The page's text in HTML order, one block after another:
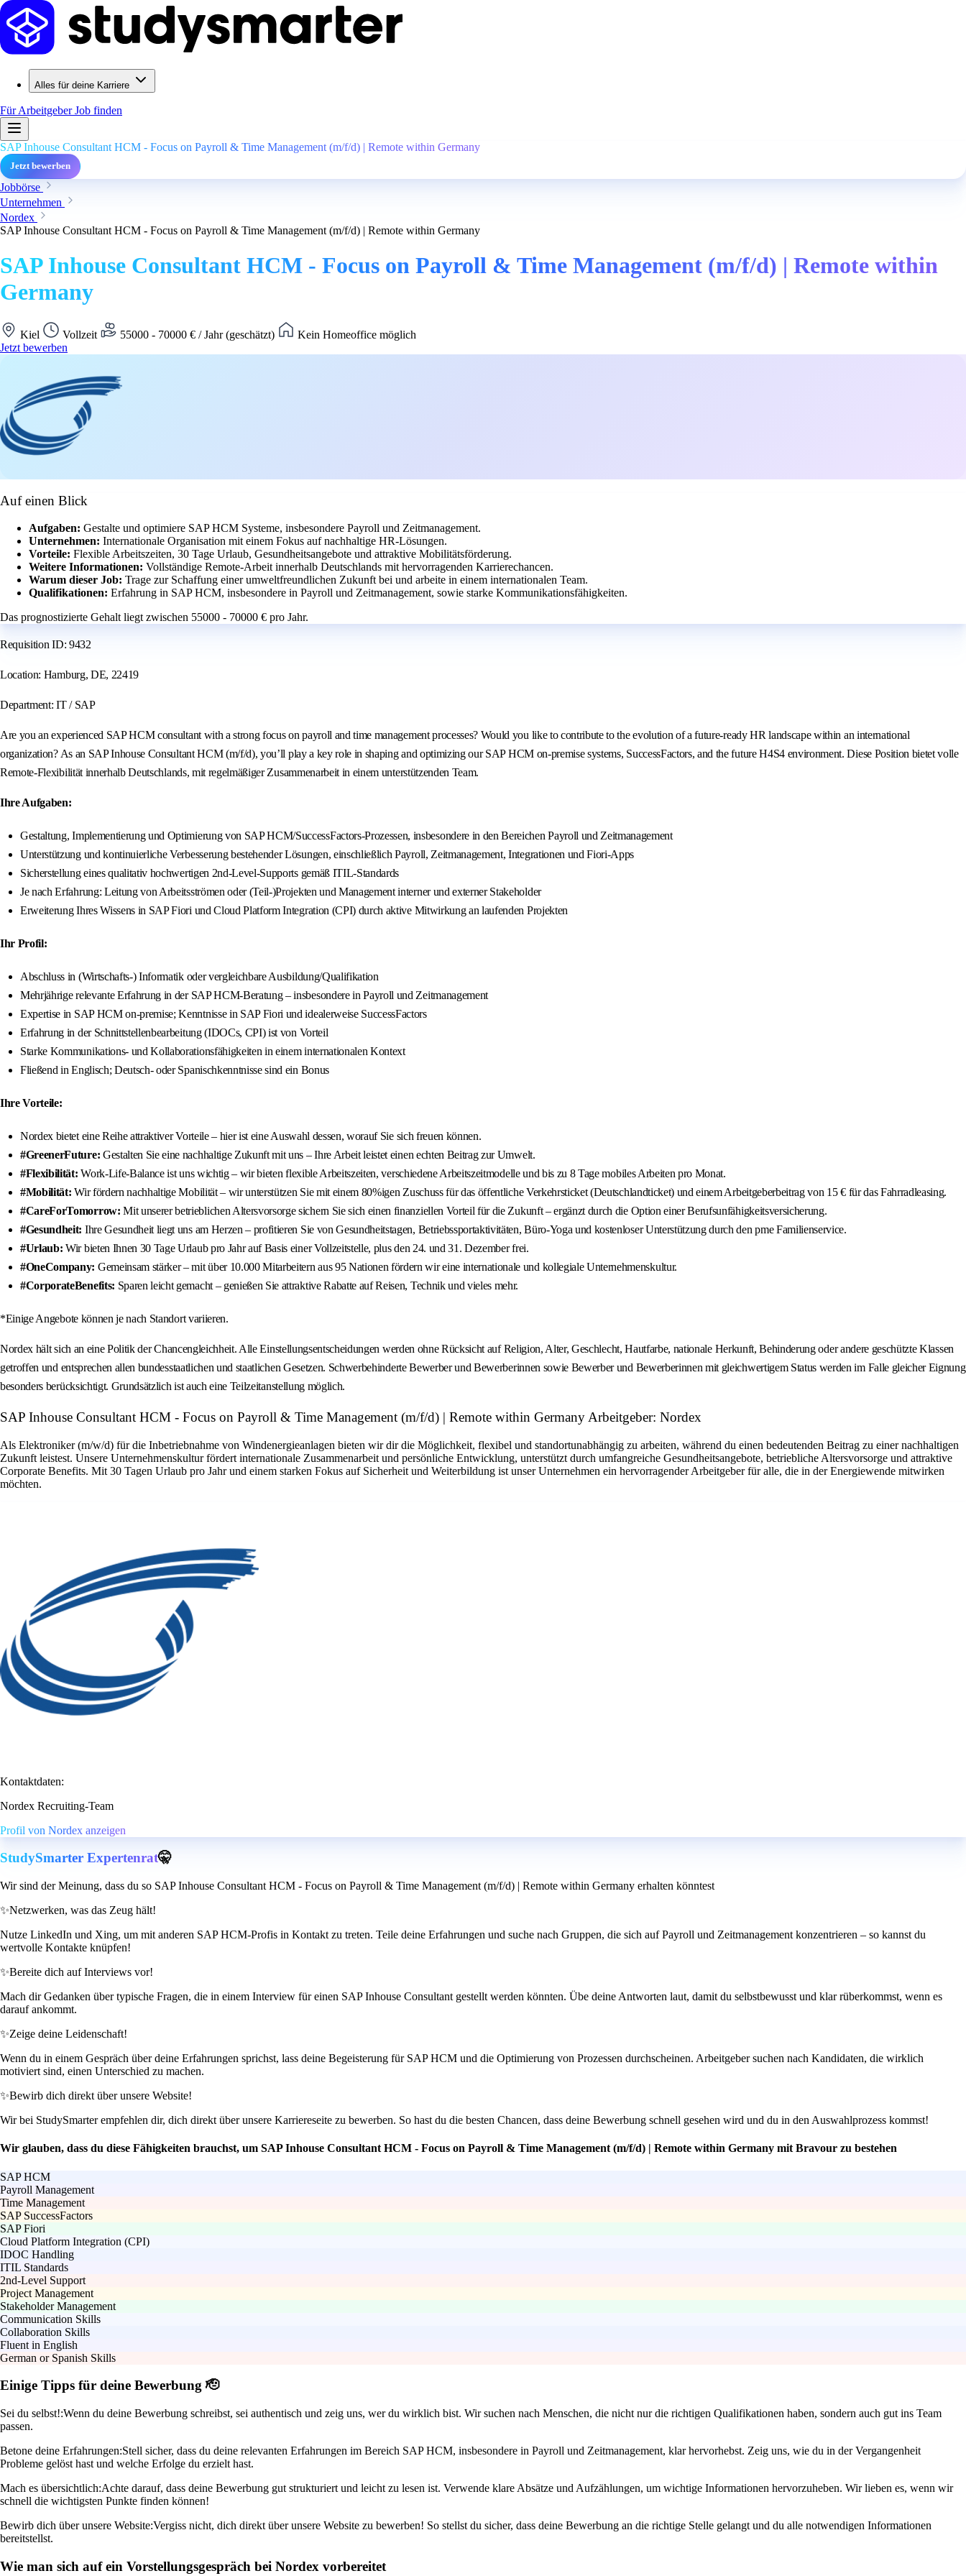
Alles für deine Karriere
Für ArbeitgeberJob finden
SAP Inhouse Consultant HCM - Focus on Payroll & Time Management (m/f/d) | Remote within Germany
Jetzt bewerben
Jobbörse
Unternehmen
Nordex
SAP Inhouse Consultant HCM - Focus on Payroll & Time Management (m/f/d) | Remote within Germany
SAP Inhouse Consultant HCM - Focus on Payroll & Time Management (m/f/d) | Remote within
Germany
Kiel Vollzeit 55000 - 70000 € / Jahr (geschätzt)
Kein Homeoffice möglich
Jetzt bewerben
Auf einen Blick
Aufgaben: Gestalte und optimiere SAP HCM Systeme, insbesondere Payroll und Zeitmanagement.
Unternehmen: Internationale Organisation mit einem Fokus auf nachhaltige HR-Lösungen.
Vorteile: Flexible Arbeitszeiten, 30 Tage Urlaub, Gesundheitsangebote und attraktive Mobilitätsförderung.
Weitere Informationen: Vollständige Remote-Arbeit innerhalb Deutschlands mit hervorragenden Karrierechancen.
Warum dieser Job: Trage zur Schaffung einer umweltfreundlichen Zukunft bei und arbeite in einem internationalen Team.
Qualifikationen: Erfahrung in SAP HCM, insbesondere in Payroll und Zeitmanagement, sowie starke Kommunikationsfähigkeiten.
Das prognostizierte Gehalt liegt zwischen 55000 - 70000 € pro Jahr.
Requisition ID: 9432
Location: Hamburg, DE, 22419
Department: IT / SAP
Are you an experienced SAP HCM consultant with a strong focus on payroll and time management processes? Would you like to contribute to the evolution of a future-ready HR landscape within an international
organization? As an SAP Inhouse Consultant HCM (m/f/d), you’ll play a key role in shaping and optimizing our SAP HCM on-premise systems, SuccessFactors, and the future H4S4 environment. Diese Position bietet volle
Remote-Flexibilität innerhalb Deutschlands, mit regelmäßiger Zusammenarbeit in einem unterstützenden Team.
Ihre Aufgaben:
Gestaltung, Implementierung und Optimierung von SAP HCM/SuccessFactors-Prozessen, insbesondere in den Bereichen Payroll und Zeitmanagement
Unterstützung und kontinuierliche Verbesserung bestehender Lösungen, einschließlich Payroll, Zeitmanagement, Integrationen und Fiori-Apps
Sicherstellung eines qualitativ hochwertigen 2nd-Level-Supports gemäß ITIL-Standards
Je nach Erfahrung: Leitung von Arbeitsströmen oder (Teil-)Projekten und Management interner und externer Stakeholder
Erweiterung Ihres Wissens in SAP Fiori und Cloud Platform Integration (CPI) durch aktive Mitwirkung an laufenden Projekten
Ihr Profil:
Abschluss in (Wirtschafts-) Informatik oder vergleichbare Ausbildung/Qualifikation
Mehrjährige relevante Erfahrung in der SAP HCM-Beratung – insbesondere in Payroll und Zeitmanagement
Expertise in SAP HCM on-premise; Kenntnisse in SAP Fiori und idealerweise SuccessFactors
Erfahrung in der Schnittstellenbearbeitung (IDOCs, CPI) ist von Vorteil
Starke Kommunikations- und Kollaborationsfähigkeiten in einem internationalen Kontext
Fließend in Englisch; Deutsch- oder Spanischkenntnisse sind ein Bonus
Ihre Vorteile:
Nordex bietet eine Reihe attraktiver Vorteile – hier ist eine Auswahl dessen, worauf Sie sich freuen können.
#GreenerFuture: Gestalten Sie eine nachhaltige Zukunft mit uns – Ihre Arbeit leistet einen echten Beitrag zur Umwelt.
#Flexibilität: Work-Life-Balance ist uns wichtig – wir bieten flexible Arbeitszeiten, verschiedene Arbeitszeitmodelle und bis zu 8 Tage mobiles Arbeiten pro Monat.
#Mobilität: Wir fördern nachhaltige Mobilität – wir unterstützen Sie mit einem 80%igen Zuschuss für das öffentliche Verkehrsticket (Deutschlandticket) und einem Arbeitgeberbeitrag von 15 € für das Fahrradleasing.
#CareForTomorrow: Mit unserer betrieblichen Altersvorsorge sichern Sie sich einen finanziellen Vorteil für die Zukunft – ergänzt durch die Option einer Berufsunfähigkeitsversicherung.
#Gesundheit: Ihre Gesundheit liegt uns am Herzen – profitieren Sie von Gesundheitstagen, Betriebssportaktivitäten, Büro-Yoga und kostenloser Unterstützung durch den pme Familienservice.
#Urlaub: Wir bieten Ihnen 30 Tage Urlaub pro Jahr auf Basis einer Vollzeitstelle, plus den 24. und 31. Dezember frei.
#OneCompany: Gemeinsam stärker – mit über 10.000 Mitarbeitern aus 95 Nationen fördern wir eine internationale und kollegiale Unternehmenskultur.
#CorporateBenefits: Sparen leicht gemacht – genießen Sie attraktive Rabatte auf Reisen, Technik und vieles mehr.
*Einige Angebote können je nach Standort variieren.
Nordex hält sich an eine Politik der Chancengleichheit. Alle Einstellungsentscheidungen werden ohne Rücksicht auf Religion, Alter, Geschlecht, Hautfarbe, nationale Herkunft, Behinderung oder andere geschützte Klassen
getroffen und entsprechen allen bundesstaatlichen und staatlichen Gesetzen. Schwerbehinderte Bewerber und Bewerberinnen sowie Bewerber und Bewerberinnen mit gleichwertigem Status werden im Falle gleicher Eignung
besonders berücksichtigt. Grundsätzlich ist auch eine Teilzeitanstellung möglich.
SAP Inhouse Consultant HCM - Focus on Payroll & Time Management (m/f/d) | Remote within Germany Arbeitgeber: Nordex
Als Elektroniker (m/w/d) für die Inbetriebnahme von Windenergieanlagen bieten wir dir die Möglichkeit, flexibel und standortunabhängig zu arbeiten, während du einen bedeutenden Beitrag zu einer nachhaltigen
Zukunft leistest. Unsere Unternehmenskultur fördert internationale Zusammenarbeit und persönliche Entwicklung, unterstützt durch umfangreiche Gesundheitsangebote, betriebliche Altersvorsorge und attraktive
Corporate Benefits. Mit 30 Tagen Urlaub pro Jahr und einem starken Fokus auf Sicherheit und Weiterbildung ist unser Unternehmen ein hervorragender Arbeitgeber für alle, die in der Energiewende mitwirken
möchten.
Kontaktdaten:
Nordex Recruiting-Team
Profil von Nordex anzeigen
StudySmarter Expertenrat🤫
Wir sind der Meinung, dass du so SAP Inhouse Consultant HCM - Focus on Payroll & Time Management (m/f/d) | Remote within Germany erhalten könntest
✨Netzwerken, was das Zeug hält!
Nutze LinkedIn und Xing, um mit anderen SAP HCM-Profis in Kontakt zu treten. Teile deine Erfahrungen und suche nach Gruppen, die sich auf Payroll und Zeitmanagement konzentrieren – so kannst du
wertvolle Kontakte knüpfen!
✨Bereite dich auf Interviews vor!
Mach dir Gedanken über typische Fragen, die in einem Interview für einen SAP Inhouse Consultant gestellt werden könnten. Übe deine Antworten laut, damit du selbstbewusst und klar rüberkommst, wenn es
darauf ankommt.
✨Zeige deine Leidenschaft!
Wenn du in einem Gespräch über deine Erfahrungen sprichst, lass deine Begeisterung für SAP HCM und die Optimierung von Prozessen durchscheinen. Arbeitgeber suchen nach Kandidaten, die wirklich
motiviert sind, einen Unterschied zu machen.
✨Bewirb dich direkt über unsere Website!
Wir bei StudySmarter empfehlen dir, dich direkt über unsere Karriereseite zu bewerben. So hast du die besten Chancen, dass deine Bewerbung schnell gesehen wird und du in den Auswahlprozess kommst!
Wir glauben, dass du diese Fähigkeiten brauchst, um SAP Inhouse Consultant HCM - Focus on Payroll & Time Management (m/f/d) | Remote within Germany mit Bravour zu bestehen
SAP HCM
Payroll Management
Time Management
SAP SuccessFactors
SAP Fiori
Cloud Platform Integration (CPI)
IDOC Handling
ITIL Standards
2nd-Level Support
Project Management
Stakeholder Management
Communication Skills
Collaboration Skills
Fluent in English
German or Spanish Skills
Einige Tipps für deine Bewerbung 🫡
Sei du selbst!:Wenn du deine Bewerbung schreibst, sei authentisch und zeig uns, wer du wirklich bist. Wir suchen nach Menschen, die nicht nur die richtigen Qualifikationen haben, sondern auch gut ins Team
passen.
Betone deine Erfahrungen:Stell sicher, dass du deine relevanten Erfahrungen im Bereich SAP HCM, insbesondere in Payroll und Zeitmanagement, klar hervorhebst. Zeig uns, wie du in der Vergangenheit
Probleme gelöst hast und welche Erfolge du erzielt hast.
Mach es übersichtlich:Achte darauf, dass deine Bewerbung gut strukturiert und leicht zu lesen ist. Verwende klare Absätze und Aufzählungen, um wichtige Informationen hervorzuheben. Wir lieben es, wenn wir
schnell die wichtigsten Punkte finden können!
Bewirb dich über unsere Website:Vergiss nicht, dich direkt über unsere Website zu bewerben! So stellst du sicher, dass deine Bewerbung an die richtige Stelle gelangt und du alle notwendigen Informationen
bereitstellst.
Wie man sich auf ein Vorstellungsgespräch bei Nordex vorbereitet